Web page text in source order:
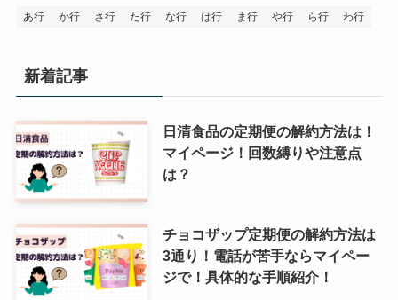
あ行 か行 さ行 た行 な行 は行 ま行 や行 ら行 わ行
新着記事
日清食品の定期便の解約方法は！
マイページ！回数縛りや注意点
は？
チョコザップ定期便の解約方法は
3通り！電話が苦手ならマイペー
ジで！具体的な手順紹介！